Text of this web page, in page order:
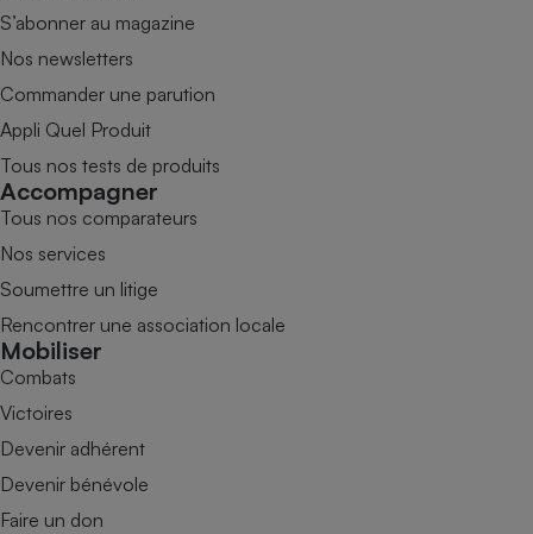
S’abonner au magazine
Nos newsletters
Commander une parution
Appli Quel Produit
Tous nos tests de produits
Accompagner
Tous nos comparateurs
Nos services
Soumettre un litige
Rencontrer une association locale
Mobiliser
Combats
Victoires
Devenir adhérent
Devenir bénévole
Faire un don